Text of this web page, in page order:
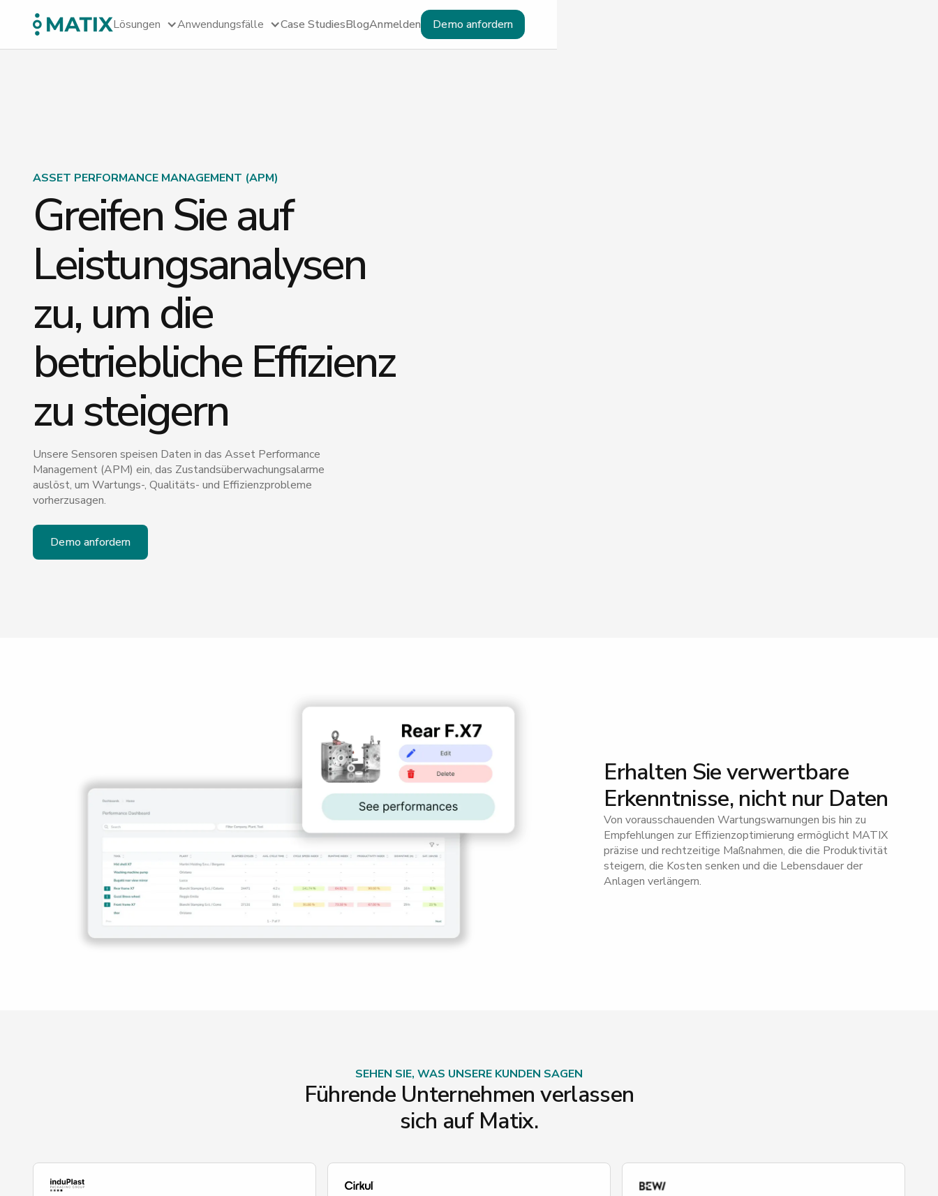
Lösungen Anwendungsfälle Case StudiesBlogAnmelden Demo anfordern
ASSET PERFORMANCE MANAGEMENT (APM)
Greifen Sie auf
Leistungsanalysen
zu, um die
betriebliche Effizienz
zu steigern
Unsere Sensoren speisen Daten in das Asset Performance
Management (APM) ein, das Zustandsüberwachungsalarme
auslöst, um Wartungs-, Qualitäts- und Effizienzprobleme
vorherzusagen.
Demo anfordern
Erhalten Sie verwertbare
Erkenntnisse, nicht nur Daten
Von vorausschauenden Wartungswarnungen bis hin zu
Empfehlungen zur Effizienzoptimierung ermöglicht MATIX
präzise und rechtzeitige Maßnahmen, die die Produktivität
steigern, die Kosten senken und die Lebensdauer der
Anlagen verlängern.
SEHEN SIE, WAS UNSERE KUNDEN SAGEN
Führende Unternehmen verlassen
sich auf Matix.